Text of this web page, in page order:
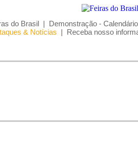
do Brasil | Demonstração -
& Notícias | Receba nosso